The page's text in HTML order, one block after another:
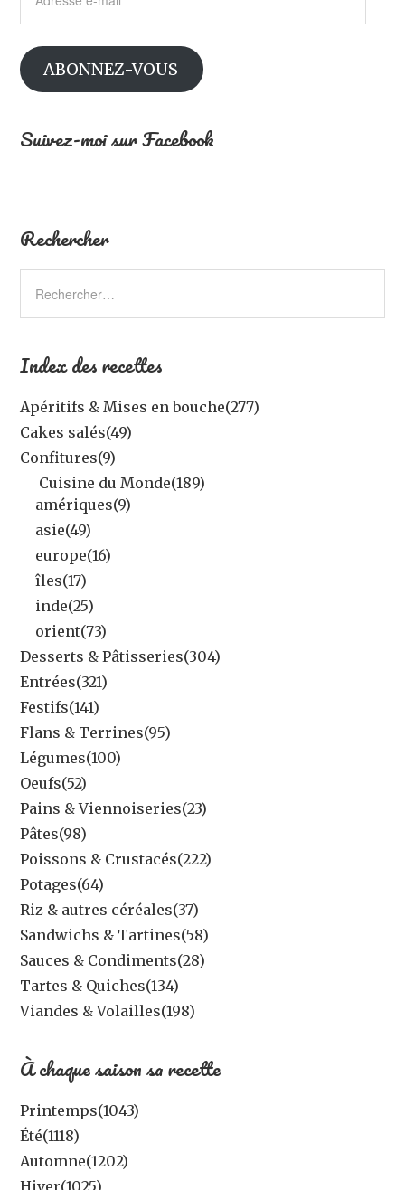
mail
ABONNEZ-VOUS
Suivez-moi sur Facebook
Rechercher
Index des recettes
Apéritifs & Mises en bouche(277)
Cakes salés(49)
Confitures(9)
Cuisine du Monde(189)
amériques(9)
asie(49)
europe(16)
îles(17)
inde(25)
orient(73)
Desserts & Pâtisseries(304)
Entrées(321)
Festifs(141)
Flans & Terrines(95)
Légumes(100)
Oeufs(52)
Pains & Viennoiseries(23)
Pâtes(98)
Poissons & Crustacés(222)
Potages(64)
Riz & autres céréales(37)
Sandwichs & Tartines(58)
Sauces & Condiments(28)
Tartes & Quiches(134)
Viandes & Volailles(198)
À chaque saison sa recette
Printemps(1043)
Été(1118)
Automne(1202)